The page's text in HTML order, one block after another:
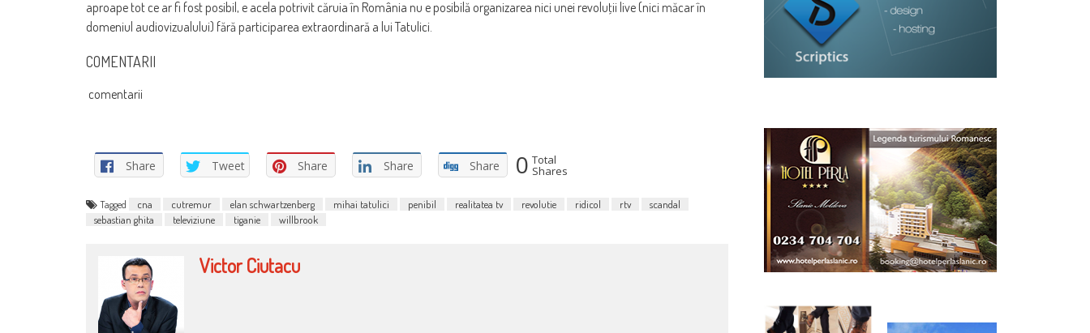
aproape tot ce ar fi fost posibil, e acela potrivit căruia în România nu e posibilă organizarea nici unei revoluţii live (nici măcar în
domeniul audiovizualului) fără participarea extraordinară a lui Tatulici.
COMENTARII
comentarii
Share Tweet Share Share Share 0 Total
Shares
Tagged cna cutremur elan schwartzenberg mihai tatulici penibil realitatea tv revolutie ridicol rtv
scandal
sebastian ghita
televiziune tiganie willbrook
Victor Ciutacu